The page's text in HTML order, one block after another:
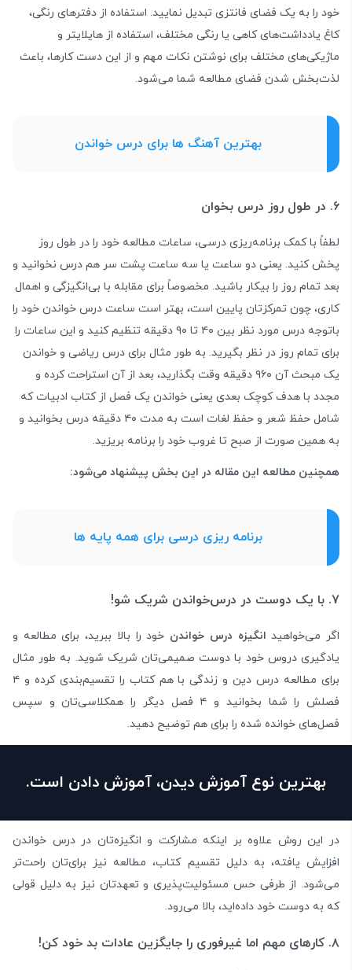
خود را به یک فضای فانتزی تبدیل نمایید. استفاده از دفترهای رنگی،
کاغ یادداشت‌های کاهی یا رنگی مختلف، استفاده از هایلایتر و
ماژیکی‌های مختلف برای نوشتن نکات مهم و از این دست کارها، باعث
لذت‌بخش شدن فضای مطالعه شما می‌شود.
بهترین آهنگ‌ ها برای درس خواندن
۶. در طول روز درس بخوان
لطفاً با کمک برنامه‌ریزی درسی، ساعات مطالعه خود را در طول روز
پخش کنید. یعنی دو ساعت یا سه ساعت پشت سر هم درس نخوانید و
بعد تمام روز را بیکار باشید. مخصوصاً برای مقابله با بی‌انگیزگی و اهمال
کاری، چون تمرکزتان پایین است، بهتر است ساعت درس خواندن خود را
باتوجه درس مورد نظر بین ۴۰ تا ۹۰ دقیقه تنظیم کنید و این ساعات را
برای تمام روز در نظر بگیرید. به طور مثال برای درس ریاضی و خواندن
یک مبحث آن ۹۶۰ دقیقه وقت بگذارید، بعد از آن استراحت کرده و
مجدد با هدف کوچک بعدی یعنی خواندن یک فصل از کتاب ادبیات که
شامل حفظ شعر و حفظ لغات است به مدت ۴۰ دقیقه درس بخوانید و
به همین صورت از صبح تا غروب خود را برنامه بریزید.
همچنین مطالعه این مقاله در این بخش پیشنهاد می‌شود:
برنامه‌ ریزی درسی برای همه پایه‌ ها
۷. با یک دوست در درس‌خواندن شریک شو!
اگر می‌خواهید انگیزه درس خواندن خود را بالا ببرید، برای مطالعه و
یادگیری دروس خود با دوست صمیمی‌تان شریک شوید. به طور مثال
برای مطالعه درس دین و زندگی با هم کتاب را تقسیم‌بندی کرده و ۴
فصلش را شما بخوانید و ۴ فصل دیگر را همکلاسی‌تان و سپس
فصل‌های خوانده شده را برای هم توضیح دهید.
بهترین نوع آموزش دیدن، آموزش دادن است.
در این روش علاوه بر اینکه مشارکت و انگیزه‌تان در درس خواندن
افزایش یافته، به دلیل تقسیم کتاب، مطالعه نیز برای‌تان راحت‌تر
می‌شود. از طرفی حس مسئولیت‌پذیری و تعهدتان نیز به دلیل قولی
که به دوست خود داده‌اید، بالا می‌رود.
۸. کارهای مهم اما غیرفوری را جایگزین عادات بد خود کن!